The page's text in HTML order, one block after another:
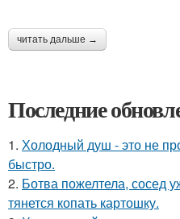
читать дальше →
Последние
1. Холодный душ - это не
быстро.
2. Ботва пожелтела, сосед
тянется копать картошку.